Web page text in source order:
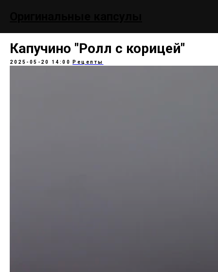
Капучино "Ролл с корицей"
2025-05-20 14:00 Рецепты